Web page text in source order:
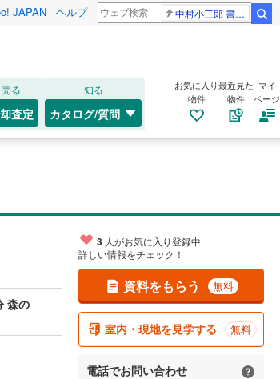
JAPAN ヘルプ 中村小三郎 書類送検
売る
査定
知る
カタログ/質問
お気に入り
物件
最近見た
物件
マイ
ページ
森の
3 人がお気に入り登録中
詳しい情報をチェック！
資料をもらう 無料
室内・現地を見学する 無料
電話でお問い合わせ